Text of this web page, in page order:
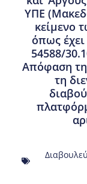
ΥΠΕ
κείμενο
όπως
54588/
Απόφαση
τη